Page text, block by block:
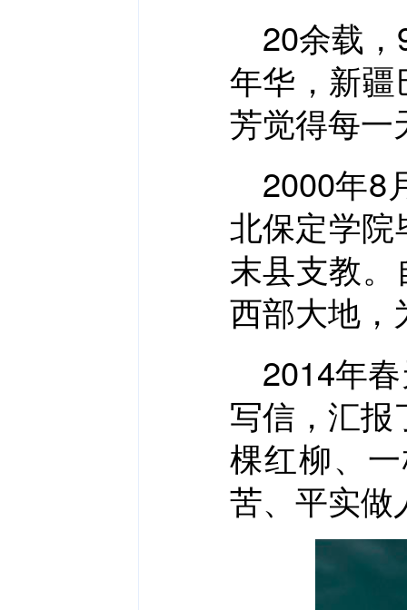
20余载
年华，新
芳觉得每一
2000年8
北保定学
末县支教
西部大地，
2014年
写信，汇报
棵红柳、
苦、平实做